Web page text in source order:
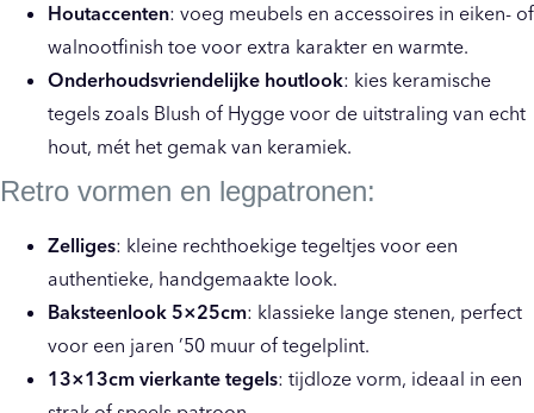
Houtaccenten: voeg meubels en accessoires in eiken- of
walnootfinish toe voor extra karakter en warmte.
Onderhoudsvriendelijke houtlook: kies keramische
tegels zoals Blush of Hygge voor de uitstraling van echt
hout, mét het gemak van keramiek.
Retro vormen en legpatronen:
Zelliges: kleine rechthoekige tegeltjes voor een
authentieke, handgemaakte look.
Baksteenlook 5×25cm: klassieke lange stenen, perfect
voor een jaren ’50 muur of tegelplint.
13×13cm vierkante tegels: tijdloze vorm, ideaal in een